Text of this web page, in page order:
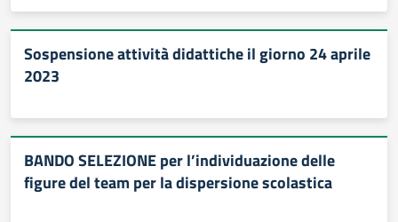
Sospensione attività didattiche il giorno 24 aprile
2023
BANDO SELEZIONE per l’individuazione delle
figure del team per la dispersione scolastica